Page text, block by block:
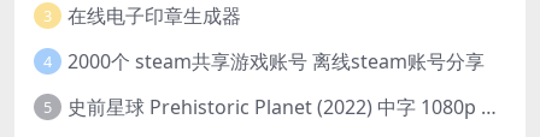
3 在线电子印章生成器
4 2000个 steam共享游戏账号 离线steam账号分享
5 史前星球 Prehistoric Planet (2022) 中字 1080p 高清 阿里云盘 2022.5.27已更新全集